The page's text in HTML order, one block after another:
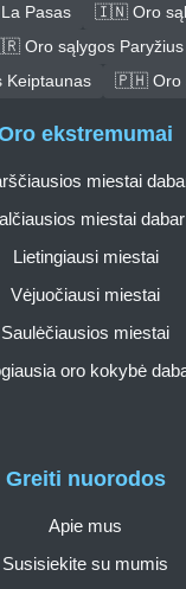
Pasas
🇮🇳 Oro
Oro sąlygos Paryžius
🇵🇭 Oro
Greiti nuorodos
Apie mus
Susisiekite su mumis
ekstremumai
miestai
miestai dabar
Lietingiausi miestai
Vėjuočiausi miestai
Saulėčiausios miestai
oro kokybė